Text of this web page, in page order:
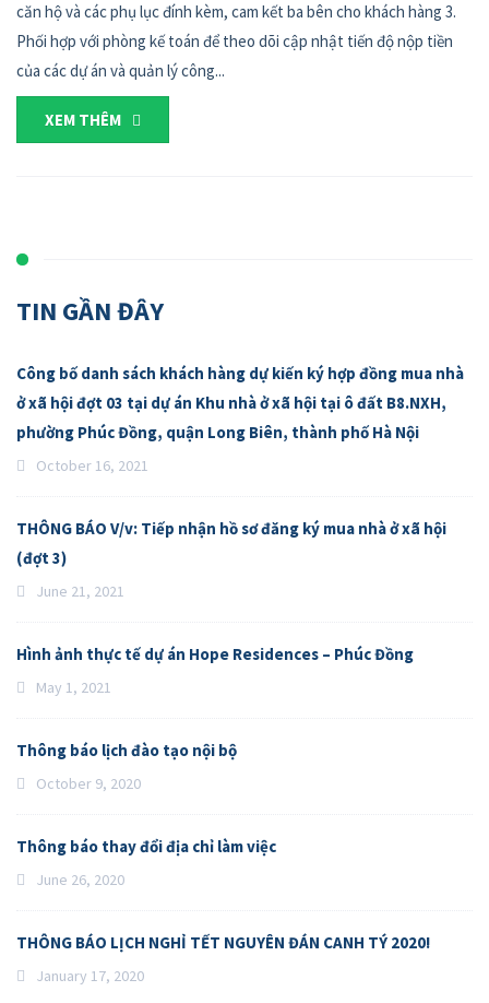
căn hộ và các phụ lục đính kèm, cam kết ba bên cho khách hàng 3.
Phối hợp với phòng kế toán để theo dõi cập nhật tiến độ nộp tiền
của các dự án và quản lý công...
XEM THÊM
TIN GẦN ĐÂY
Công bố danh sách khách hàng dự kiến ký hợp đồng mua nhà
ở xã hội đợt 03 tại dự án Khu nhà ở xã hội tại ô đất B8.NXH,
phường Phúc Đồng, quận Long Biên, thành phố Hà Nội
October 16, 2021
THÔNG BÁO V/v: Tiếp nhận hồ sơ đăng ký mua nhà ở xã hội
(đợt 3)
June 21, 2021
Hình ảnh thực tế dự án Hope Residences – Phúc Đồng
May 1, 2021
Thông báo lịch đào tạo nội bộ
October 9, 2020
Thông báo thay đổi địa chỉ làm việc
June 26, 2020
THÔNG BÁO LỊCH NGHỈ TẾT NGUYÊN ĐÁN CANH TÝ 2020!
January 17, 2020